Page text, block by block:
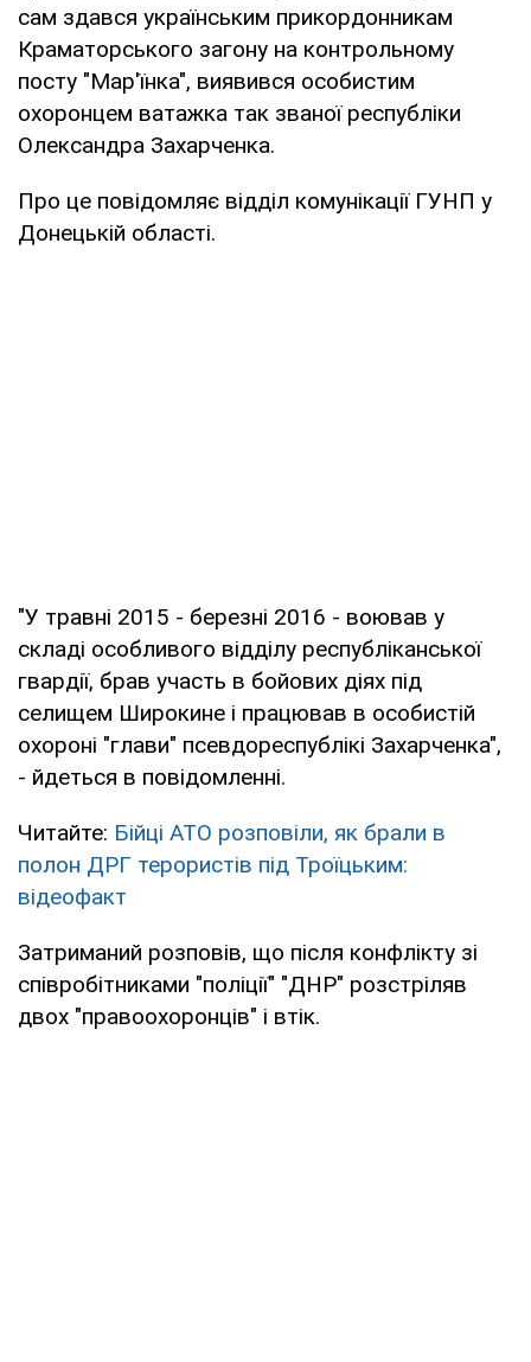
сам здався українським прикордонникам
Краматорського загону на контрольному
посту "Мар'їнка", виявився особистим
охоронцем ватажка так званої республіки
Олександра Захарченка.
Про це повідомляє відділ комунікації ГУНП у
Донецькій області.
"У травні 2015 - березні 2016 - воював у
складі особливого відділу республіканської
гвардії, брав участь в бойових діях під
селищем Широкине і працював в особистій
охороні "глави" псевдореспублікі Захарченка",
- йдеться в повідомленні.
Читайте: Бійці АТО розповіли, як брали в
полон ДРГ терористів під Троїцьким:
відеофакт
Затриманий розповів, що після конфлікту зі
співробітниками "поліції" "ДНР" розстріляв
двох "правоохоронців" і втік.